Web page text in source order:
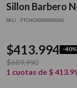
Sillon Barbero
: FTCHC0000000060
$413.994 -40%
$689.990
1 cuotas de $ 413.
5 cepillo
6. gama